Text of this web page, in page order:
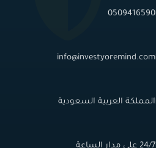
0509416590
info@investyoremind.com
المملكة العربية السعودية
24/7 على مدار الساعة